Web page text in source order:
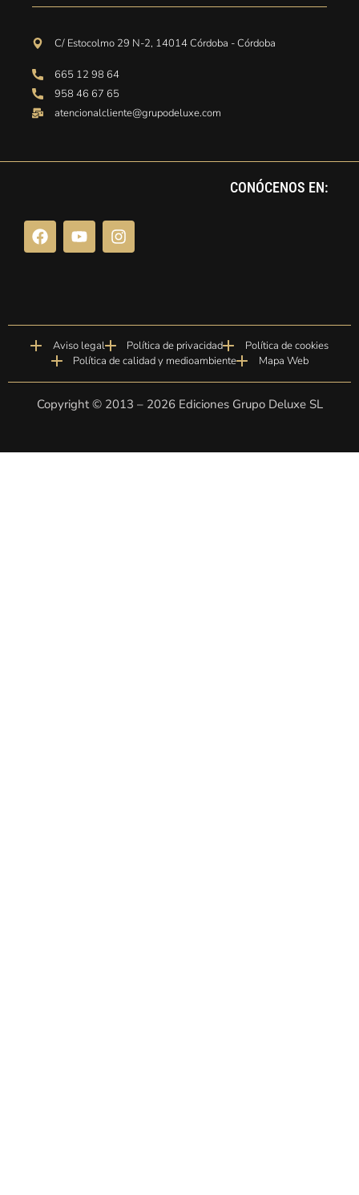
C/ Estocolmo 29 N-2, 14014 Córdoba - Córdoba
665 12 98 64
958 46 67 65
atencionalcliente@grupodeluxe.com
CONÓCENOS EN:
Aviso legal Política de privacidad
Política de cookies
Política de calidad y medioambiente
Mapa Web
Copyright © 2013 – 2026Ediciones Grupo Deluxe SL